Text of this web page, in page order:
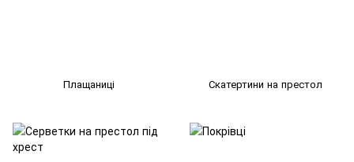
Плащаниці Скатертини на престол